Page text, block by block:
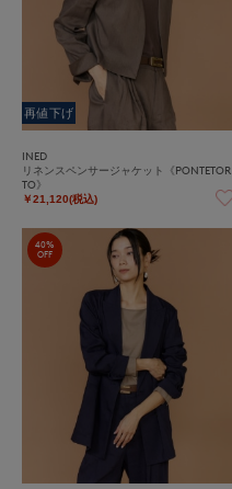
再値下げ
INED
リネンスペンサージャケット《PONTETOR
TO》
￥21,120(税込)
40%
OFF